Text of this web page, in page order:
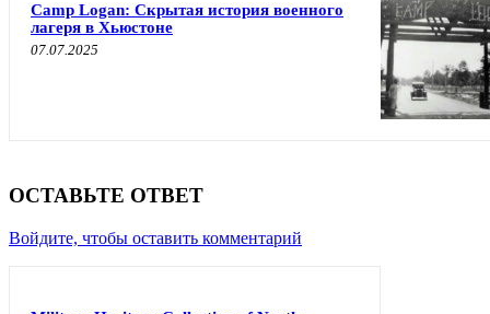
Camp Logan: Скрытая история военного
лагеря в Хьюстоне
07.07.2025
ОСТАВЬТЕ ОТВЕТ
Войдите, чтобы оставить комментарий